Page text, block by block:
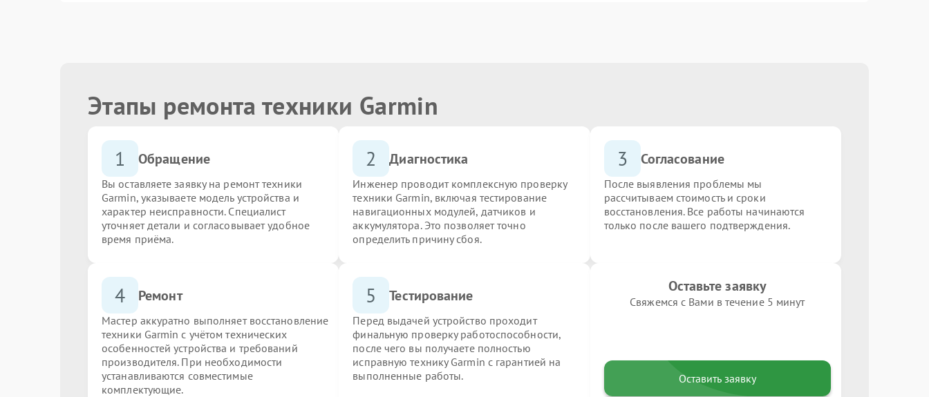
Этапы ремонта техники Garmin
1 Обращение
Вы оставляете заявку на ремонт техники
Garmin, указываете модель устройства и
характер неисправности. Специалист
уточняет детали и согласовывает удобное
время приёма.
2 Диагностика
Инженер проводит комплексную проверку
техники Garmin, включая тестирование
навигационных модулей, датчиков и
аккумулятора. Это позволяет точно
определить причину сбоя.
3 Согласование
После выявления проблемы мы
рассчитываем стоимость и сроки
восстановления. Все работы начинаются
только после вашего подтверждения.
4 Ремонт
Мастер аккуратно выполняет восстановление
техники Garmin с учётом технических
особенностей устройства и требований
производителя. При необходимости
устанавливаются совместимые
комплектующие.
5 Тестирование
Перед выдачей устройство проходит
финальную проверку работоспособности,
после чего вы получаете полностью
исправную технику Garmin с гарантией на
выполненные работы.
Оставьте заявку
Свяжемся с Вами в течение 5 минут
Оставить заявку